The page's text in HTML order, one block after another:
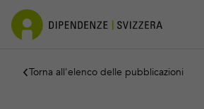
Torna all'elenco delle pubblicazioni